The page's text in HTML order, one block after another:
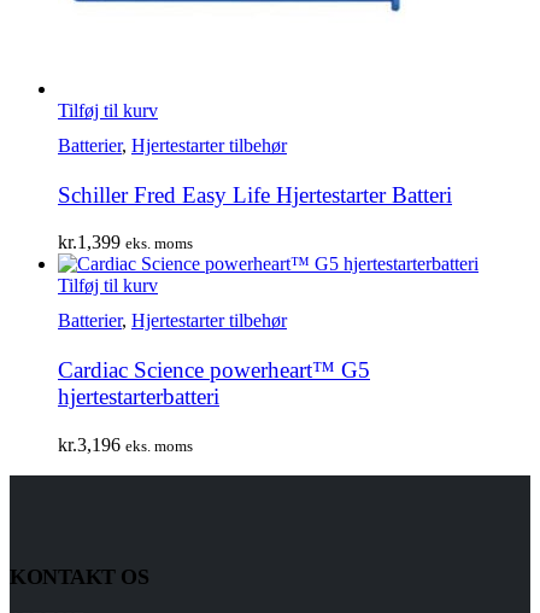
Tilføj til kurv
Batterier, Hjertestarter tilbehør
Schiller Fred Easy Life Hjertestarter Batteri
kr.1,399 eks. moms
Tilføj til kurv
Batterier, Hjertestarter tilbehør
Cardiac Science powerheart™ G5
hjertestarterbatteri
kr.3,196 eks. moms
KONTAKT OS